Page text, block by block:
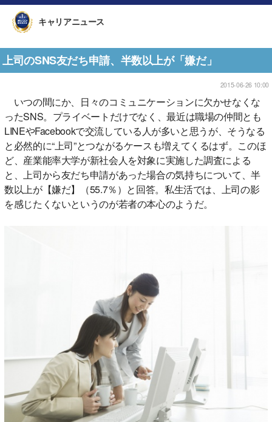
キャリアニュース
上司のSNS友だち申請、半数以上が「嫌だ」
2015-06-26 10:00
いつの間にか、日々のコミュニケーションに欠かせなくな
ったSNS。プライベートだけでなく、最近は職場の仲間とも
LINEやFacebookで交流している人が多いと思うが、そうなる
と必然的に“上司”とつながるケースも増えてくるはず。このほ
ど、産業能率大学が新社会人を対象に実施した調査による
と、上司から友だち申請があった場合の気持ちについて、半
数以上が【嫌だ】（55.7％）と回答。私生活では、上司の影
を感じたくないというのが若者の本心のようだ。